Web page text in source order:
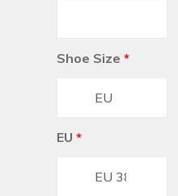
Shoe Size *
EU *